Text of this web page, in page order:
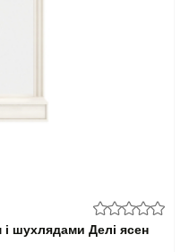
і шухлядами Делі ясен